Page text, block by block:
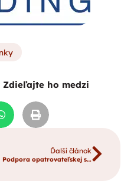
Zdieľajte ho medzi
Ďalší článok
Podpora opatrovateľskej služby II.